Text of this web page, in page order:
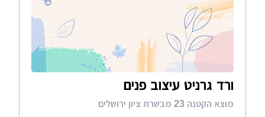
ורד גרניט עיצוב פנים
מוצא הקטנה 23 מבשרת ציון ירושלים